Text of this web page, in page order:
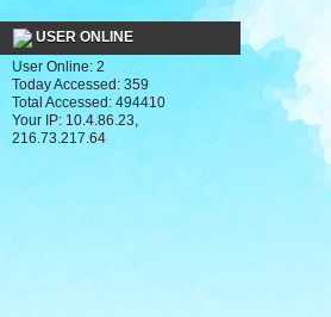
USER ONLINE
User Online: 2
Today Accessed: 359
Total Accessed: 494410
Your IP: 10.4.86.23,
216.73.217.64